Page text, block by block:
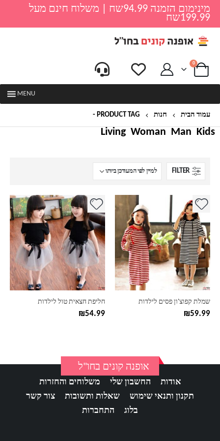
מינימום הזמנה 94.99שח | משלוח חינם מעל
199.99שח
0
MENU
עמוד הבית חנות PRODUCT TAG -
Kids
Man
Woman
Living
FILTER
שמלת קפוצ'ון פסים לילדות
₪59.99
למוצר
יש
מספר
סוגים.
ניתן
לבחור
את
האפשרויות
בעמוד
חליפת חצאית טול לילדות
₪54.99
למוצר
יש
מספר
סוגים.
ניתן
לבחור
את
האפשרויות
בעמוד
אופנה קונים בחו"ל
אודות החשבון שלי
משלוחים והחזרות
תקנון ותנאי שימוש
שאלות ותשובות
צור קשר
בלוג
התחברות